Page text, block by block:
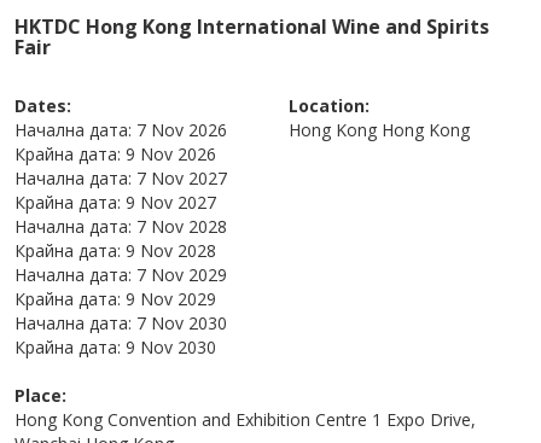
HKTDC Hong Kong International Wine and Spirits
Fair
Dates:
Начална дата: 7 Nov 2026
Крайна дата: 9 Nov 2026
Начална дата: 7 Nov 2027
Крайна дата: 9 Nov 2027
Начална дата: 7 Nov 2028
Крайна дата: 9 Nov 2028
Начална дата: 7 Nov 2029
Крайна дата: 9 Nov 2029
Начална дата: 7 Nov 2030
Крайна дата: 9 Nov 2030
Location:
Hong Kong Hong Kong
Place:
Hong Kong Convention and Exhibition Centre 1 Expo Drive,